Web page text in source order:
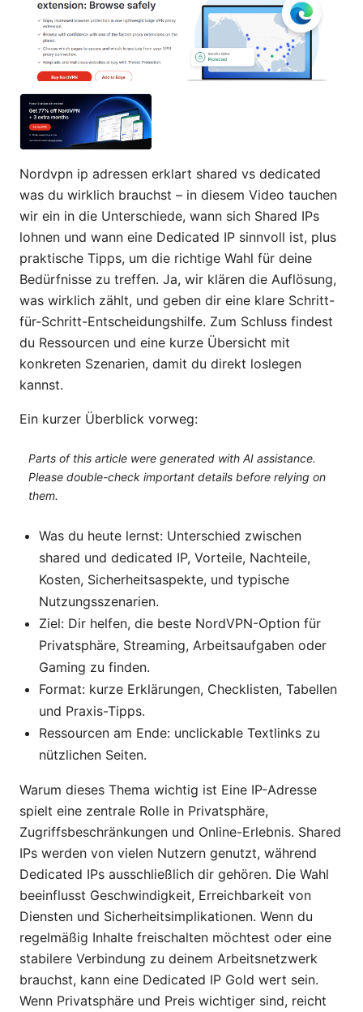
Nordvpn ip adressen erklart shared vs dedicated
was du wirklich brauchst – in diesem Video tauchen
wir ein in die Unterschiede, wann sich Shared IPs
lohnen und wann eine Dedicated IP sinnvoll ist, plus
praktische Tipps, um die richtige Wahl für deine
Bedürfnisse zu treffen. Ja, wir klären die Auflösung,
was wirklich zählt, und geben dir eine klare Schritt-
für-Schritt-Entscheidungshilfe. Zum Schluss findest
du Ressourcen und eine kurze Übersicht mit
konkreten Szenarien, damit du direkt loslegen
kannst.
Ein kurzer Überblick vorweg:
Parts of this article were generated with AI assistance.
Please double-check important details before relying on
them.
Was du heute lernst: Unterschied zwischen
shared und dedicated IP, Vorteile, Nachteile,
Kosten, Sicherheitsaspekte, und typische
Nutzungsszenarien.
Ziel: Dir helfen, die beste NordVPN-Option für
Privatsphäre, Streaming, Arbeitsaufgaben oder
Gaming zu finden.
Format: kurze Erklärungen, Checklisten, Tabellen
und Praxis-Tipps.
Ressourcen am Ende: unclickable Textlinks zu
nützlichen Seiten.
Warum dieses Thema wichtig ist Eine IP-Adresse
spielt eine zentrale Rolle in Privatsphäre,
Zugriffsbeschränkungen und Online-Erlebnis. Shared
IPs werden von vielen Nutzern genutzt, während
Dedicated IPs ausschließlich dir gehören. Die Wahl
beeinflusst Geschwindigkeit, Erreichbarkeit von
Diensten und Sicherheitsimplikationen. Wenn du
regelmäßig Inhalte freischalten möchtest oder eine
stabilere Verbindung zu deinem Arbeitsnetzwerk
brauchst, kann eine Dedicated IP Gold wert sein.
Wenn Privatsphäre und Preis wichtiger sind, reicht